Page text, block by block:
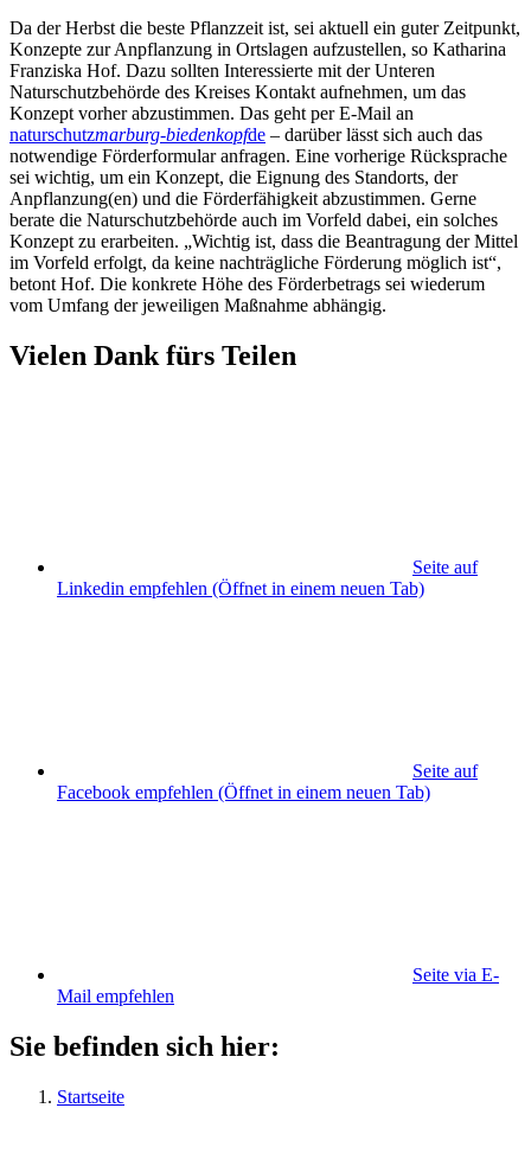
Da der Herbst die beste Pflanzzeit ist, sei aktuell ein guter Zeitpunkt,
Konzepte zur Anpflanzung in Ortslagen aufzustellen, so Katharina
Franziska Hof. Dazu sollten Interessierte mit der Unteren
Naturschutzbehörde des Kreises Kontakt aufnehmen, um das
Konzept vorher abzustimmen. Das geht per E-Mail an
naturschutzmarburg-biedenkopfde – darüber lässt sich auch das
notwendige Förderformular anfragen. Eine vorherige Rücksprache
sei wichtig, um ein Konzept, die Eignung des Standorts, der
Anpflanzung(en) und die Förderfähigkeit abzustimmen. Gerne
berate die Naturschutzbehörde auch im Vorfeld dabei, ein solches
Konzept zu erarbeiten. „Wichtig ist, dass die Beantragung der Mittel
im Vorfeld erfolgt, da keine nachträgliche Förderung möglich ist“,
betont Hof. Die konkrete Höhe des Förderbetrags sei wiederum
vom Umfang der jeweiligen Maßnahme abhängig.
Vielen Dank fürs Teilen
Seite auf
Linkedin empfehlen (Öffnet in einem neuen Tab)
Seite auf
Facebook empfehlen (Öffnet in einem neuen Tab)
Seite via E-
Mail empfehlen
Sie befinden sich hier:
Startseite